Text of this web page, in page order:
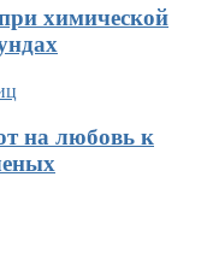
химической
на любовь к